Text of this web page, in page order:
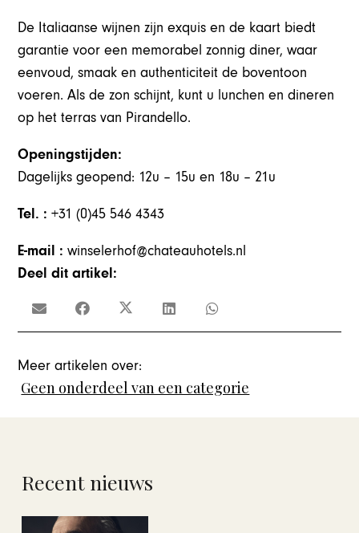
De Italiaanse wijnen zijn exquis en de kaart biedt
garantie voor een memorabel zonnig diner, waar
eenvoud, smaak en authenticiteit de boventoon
voeren. Als de zon schijnt, kunt u lunchen en dineren
op het terras van Pirandello.
Openingstijden:
Dagelijks geopend: 12u – 15u en 18u – 21u
Tel. : +31 (0)45 546 4343
E-mail :winselerhof@chateauhotels.nl
Deel dit artikel:
Meer artikelen over:
Geen onderdeel van een categorie
Recent nieuws